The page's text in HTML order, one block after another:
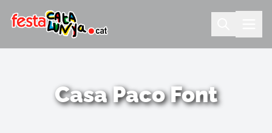
Casa Paco Font